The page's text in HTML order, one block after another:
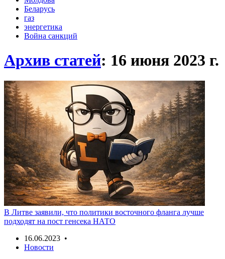
Беларусь
газ
энергетика
Война санкций
Архив статей: 16 июня 2023 г.
В Литве заявили, что политики восточного фланга лучше
подходят на пост генсека НАТО
16.06.2023 •
Новости